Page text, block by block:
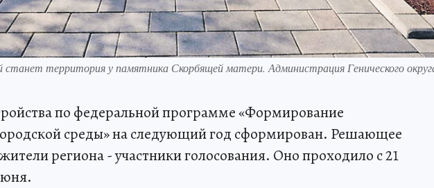
территория у памятника Скорбящей матери. Администрация Генического
по федеральной программе «Формирование
среды» на следующий год сформирован. Решающее
региона - участники голосования. Оно проходило с 21